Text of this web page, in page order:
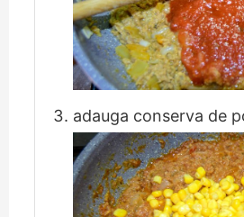
adauga conserva de